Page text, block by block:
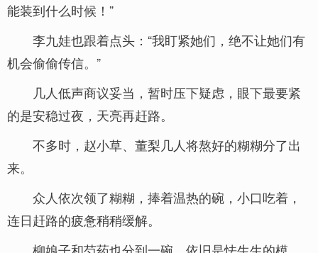
能装到什么时候！”
李九娃也跟着点头：“我盯紧她们，绝不让她们有
机会偷偷传信。”
几人低声商议妥当，暂时压下疑虑，眼下最要紧
的是安稳过夜，天亮再赶路。
不多时，赵小草、董梨几人将熬好的糊糊分了出
来。
众人依次领了糊糊，捧着温热的碗，小口吃着，
连日赶路的疲惫稍稍缓解。